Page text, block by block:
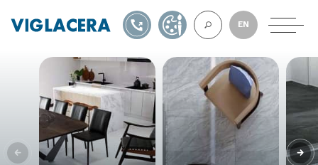
VỀ CHÚNG
EN
1900561582TỰ THIẾT KẾ